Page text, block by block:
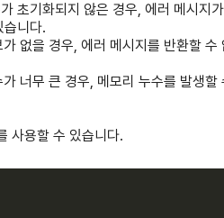
초기화되지 않은 경우, 에러 메시지
습니다.
없을 경우, 에러 메시지를 반환할 수
너무 큰 경우, 메모리 누수를 발생할
사용할 수 있습니다.